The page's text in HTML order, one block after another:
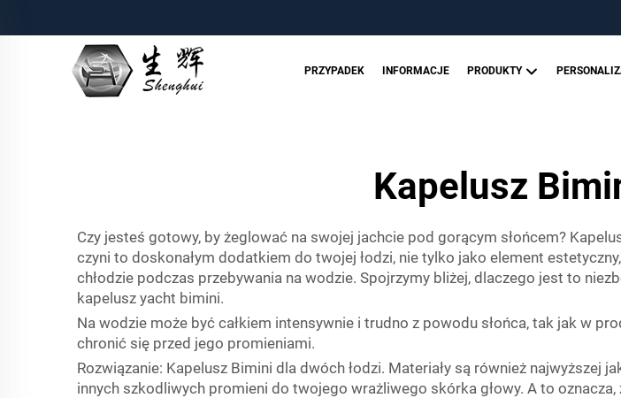
PRZYPADEK INFORMACJE PRODUKTY
Kapelusz
Czy jesteś gotowy, by żeglować na swojej jachcie pod gorącym słońcem?
czyni to doskonałym dodatkiem do twojej łodzi, nie tylko jako element
chłodzie podczas przebywania na wodzie. Spojrzymy bliżej, dlaczego jest to
kapelusz yacht bimini.
Na wodzie może być całkiem intensywnie i trudno z powodu słońca, tak jak w
chronić się przed jego promieniami.
Rozwiązanie: Kapelusz Bimini dla dwóch łodzi. Materiały są również
innych szkodliwych promieni do twojego wrażliwego skórka głowy. A to